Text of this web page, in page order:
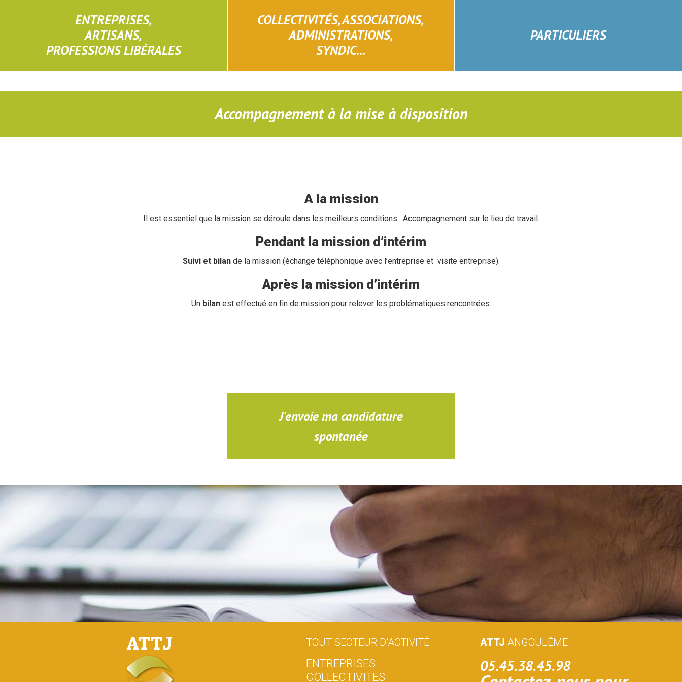
ENTREPRISES,
ARTISANS,
PROFESSIONS LIBÉRALES
COLLECTIVITÉS, ASSOCIATIONS,
ADMINISTRATIONS,
SYNDIC...
PARTICULIERS
Accompagnement à la mise à disposition
A la mission
Il est essentiel que la mission se déroule dans les meilleurs conditions : Accompagnement sur le lieu de travail.
Pendant la mission d’intérim
Suivi et bilande la mission (échange téléphonique avec l’entreprise et visite entreprise).
Après la mission d’intérim
Un bilanest effectué en fin de mission pour relever les problématiques rencontrées.
J'envoie ma candidature
spontanée
TOUT SECTEUR D’ACTIVITÉ
ENTREPRISES
COLLECTIVITES
ATTJ ANGOULÊME
05.45.38.45.98